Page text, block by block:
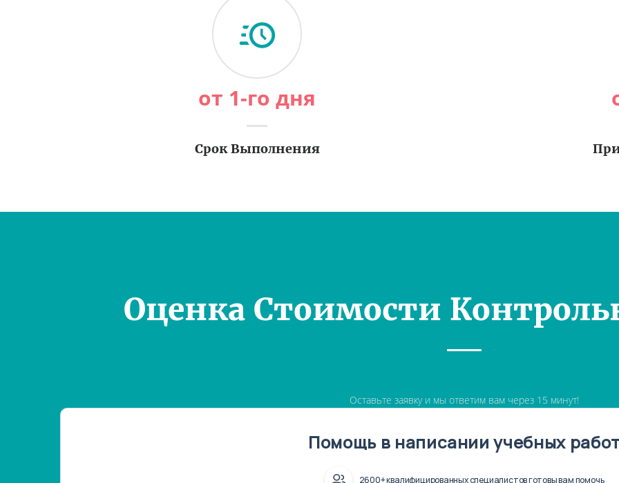
от 1-го дня
Срок Выполнения
Оценка Стоимости
Оставьте заявку и мы ответим вам через 15 минут!
Помощь в написании учебных
2600+ квалифицированных специалистов готовы вам помочь